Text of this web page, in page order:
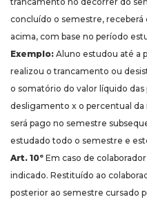
concluído o semestre,
acima, com base no período
Exemplo: Aluno estudou até a
realizou o trancamento ou
o somatório do valor líquido das
desligamento x o percentual da
será pago no semestre
estudado todo o semestre e
Art. 10º Em caso de
indicado. Restituído ao
posterior ao semestre cursado